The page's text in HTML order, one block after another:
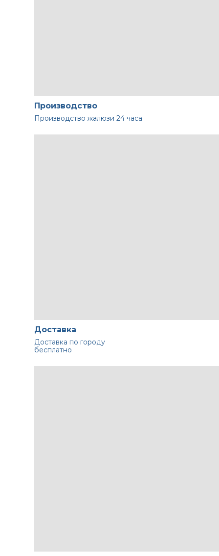
Производство
Производство жалюзи 24 часа
Доставка
Доставка по городу
бесплатно